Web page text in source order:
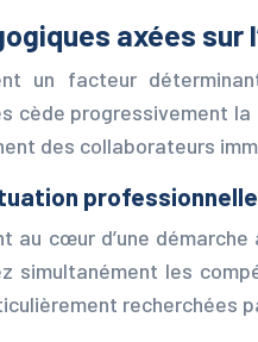
axées sur
un facteur
cède progressivement
des collaborateurs
au cœur d’une
simultanément les
recherchées